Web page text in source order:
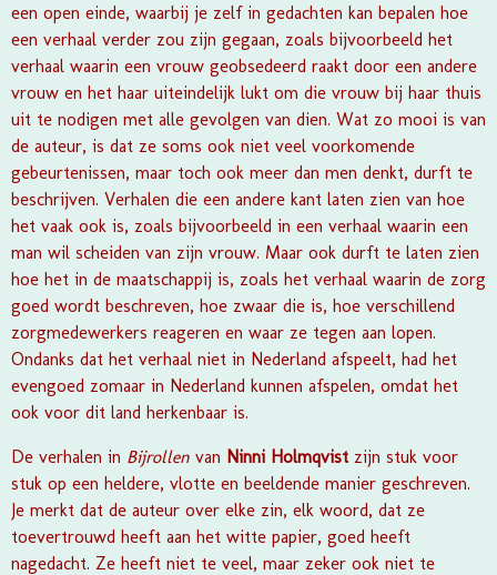
een open einde, waarbij je zelf in gedachten kan bepalen hoe
een verhaal verder zou zijn gegaan, zoals bijvoorbeeld het
verhaal waarin een vrouw geobsedeerd raakt door een andere
vrouw en het haar uiteindelijk lukt om die vrouw bij haar thuis
uit te nodigen met alle gevolgen van dien. Wat zo mooi is van
de auteur, is dat ze soms ook niet veel voorkomende
gebeurtenissen, maar toch ook meer dan men denkt, durft te
beschrijven. Verhalen die een andere kant laten zien van hoe
het vaak ook is, zoals bijvoorbeeld in een verhaal waarin een
man wil scheiden van zijn vrouw. Maar ook durft te laten zien
hoe het in de maatschappij is, zoals het verhaal waarin de zorg
goed wordt beschreven, hoe zwaar die is, hoe verschillend
zorgmedewerkers reageren en waar ze tegen aan lopen.
Ondanks dat het verhaal niet in Nederland afspeelt, had het
evengoed zomaar in Nederland kunnen afspelen, omdat het
ook voor dit land herkenbaar is.
De verhalen in Bijrollen van Ninni Holmqvist zijn stuk voor
stuk op een heldere, vlotte en beeldende manier geschreven.
Je merkt dat de auteur over elke zin, elk woord, dat ze
toevertrouwd heeft aan het witte papier, goed heeft
nagedacht. Ze heeft niet te veel, maar zeker ook niet te